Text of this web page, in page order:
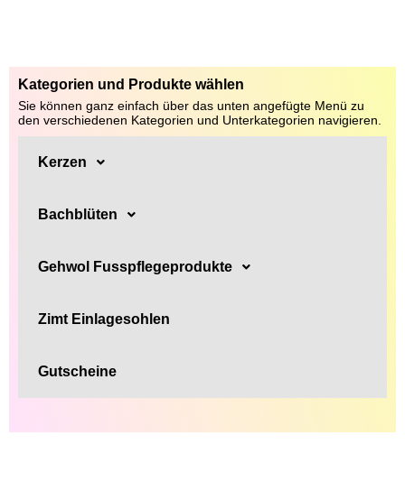
Kategorien und Produkte wählen
Sie können ganz einfach über das unten angefügte Menü zu
den verschiedenen Kategorien und Unterkategorien navigieren.
Kerzen
Bachblüten
Gehwol Fusspflegeprodukte
Zimt Einlagesohlen
Gutscheine